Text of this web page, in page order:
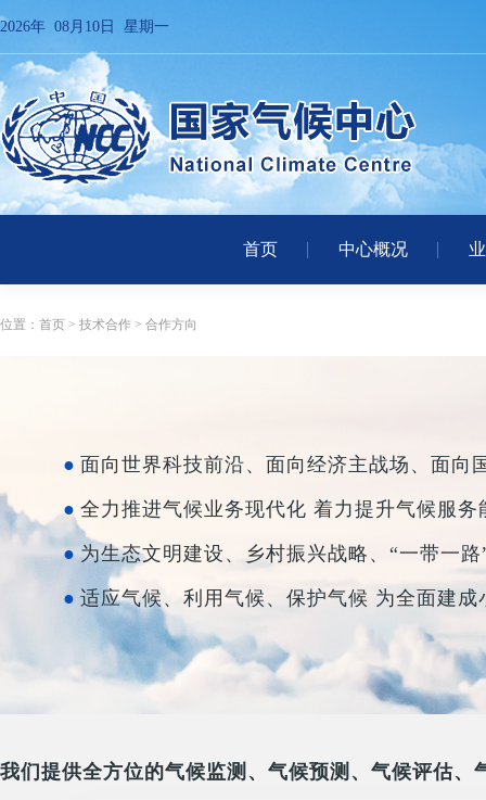
2026年 08月10日 星期一
首页 中心概况
位置： 首页 > 技术合作 > 合作方向
面向世界科技前沿、面向经济主战场、面向
全力推进气候业务现代化 着力提升气候服务
为生态文明建设、乡村振兴战略、“一带一
适应气候、利用气候、保护气候 为全面建
我们提供全方位的气候监测、气候预测、气候评估